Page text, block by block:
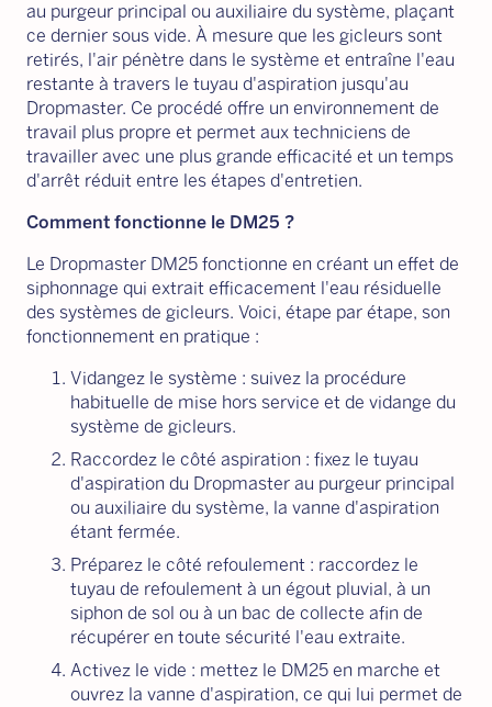
au purgeur principal ou auxiliaire du système, plaçant
ce dernier sous vide. À mesure que les gicleurs sont
retirés, l'air pénètre dans le système et entraîne l'eau
restante à travers le tuyau d'aspiration jusqu'au
Dropmaster. Ce procédé offre un environnement de
travail plus propre et permet aux techniciens de
travailler avec une plus grande efficacité et un temps
d'arrêt réduit entre les étapes d'entretien.
Comment fonctionne le DM25 ?
Le Dropmaster DM25 fonctionne en créant un effet de
siphonnage qui extrait efficacement l'eau résiduelle
des systèmes de gicleurs. Voici, étape par étape, son
fonctionnement en pratique :
Vidangez le système : suivez la procédure
habituelle de mise hors service et de vidange du
système de gicleurs.
Raccordez le côté aspiration : fixez le tuyau
d'aspiration du Dropmaster au purgeur principal
ou auxiliaire du système, la vanne d'aspiration
étant fermée.
Préparez le côté refoulement : raccordez le
tuyau de refoulement à un égout pluvial, à un
siphon de sol ou à un bac de collecte afin de
récupérer en toute sécurité l'eau extraite.
Activez le vide : mettez le DM25 en marche et
ouvrez la vanne d'aspiration, ce qui lui permet de